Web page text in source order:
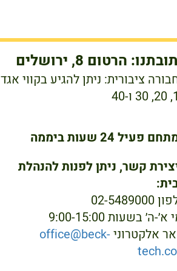
הרטום 8, ירושלים
ציבורית: ניתן להגיע בקווי אגד
פעיל 24 שעות ביממה
קשר, ניתן לפנות להנהלת
5489000
ה׳ בשעות 9:00-15:00
אלקטרוניoffice@beck-